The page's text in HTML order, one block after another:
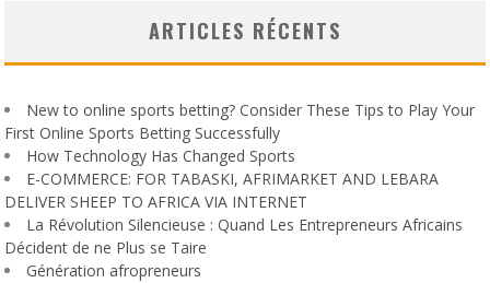
ARTICLES RÉCENTS
New to online sports betting? Consider These Tips to Play Your
First Online Sports Betting Successfully
How Technology Has Changed Sports
E-COMMERCE: FOR TABASKI, AFRIMARKET AND LEBARA
DELIVER SHEEP TO AFRICA VIA INTERNET
La Révolution Silencieuse : Quand Les Entrepreneurs Africains
Décident de ne Plus se Taire
Génération afropreneurs